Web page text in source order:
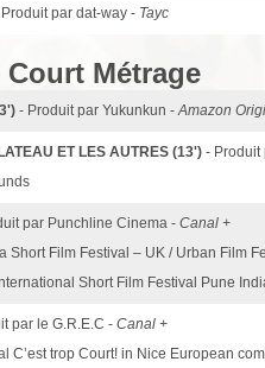
par dat-way - Tayc
Métrage
- Produit par Yukunkun -Amazon
ET LES AUTRES (13') - Produit
par Punchline Cinema - Canal +
Short Film Festival – UK / Urban Film
Short Film Festival Pune
par le G.R.E.C - Canal +
C’est trop Court! in Nice European